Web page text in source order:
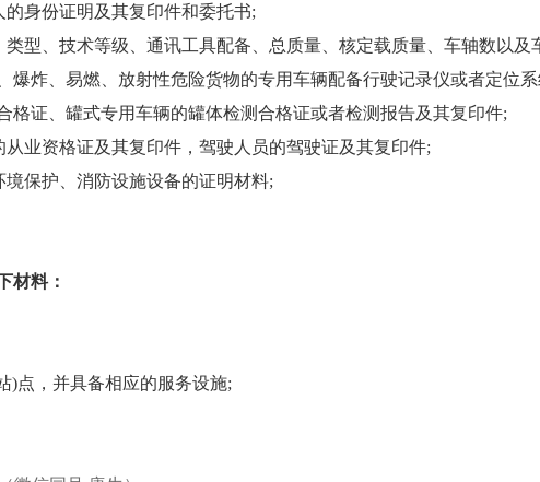
身份证明及其复印件和委托书;
型、技术等级、通讯工具配备、总质量、核定载质量、车轴数以
爆炸、易燃、放射性危险货物的专用车辆配备行驶记录仪或者定位
格证、罐式专用车辆的罐体检测合格证或者检测报告及其复印件;
业资格证及其复印件，驾驶人员的驾驶证及其复印件;
保护、消防设施设备的证明材料;
材料：
)点，并具备相应的服务设施;